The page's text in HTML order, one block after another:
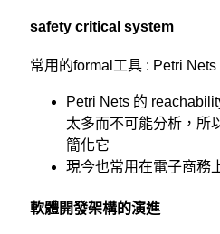
safety critical system
常用的formal工具 : Petri Nets
Petri Nets 的
太多而不可能分析，所
簡化它
現今也常用在電子商務
軟體開發架構的演進